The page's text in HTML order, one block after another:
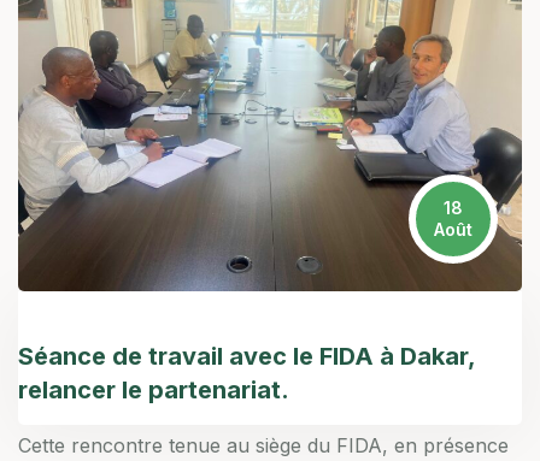
18
Août
Séance de travail avec le FIDA à Dakar,
relancer le partenariat.
Cette rencontre tenue au siège du FIDA, en présence